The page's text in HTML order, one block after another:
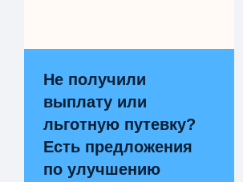
Не получили
выплату или
льготную путевку?
Есть предложения
по улучшению